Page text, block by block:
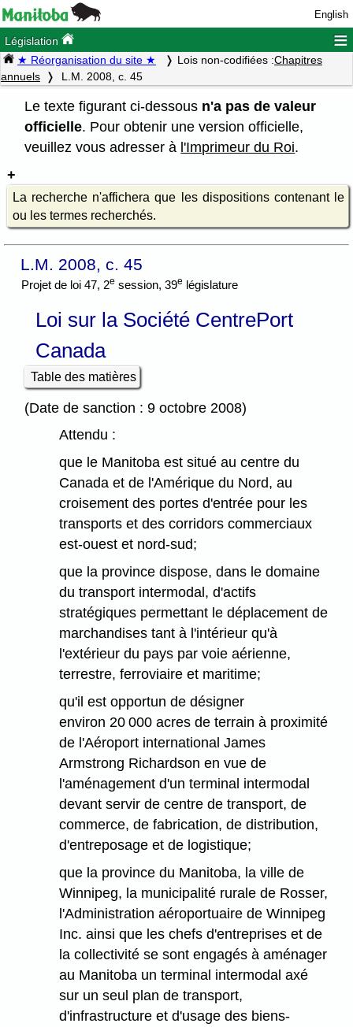
English
Législation ≡
★ Réorganisation du site ★ Lois non-codifiées :Chapitres
annuels
L.M. 2008, c. 45
Le texte figurant ci-dessous n'a pas de valeur
officielle. Pour obtenir une version officielle,
veuillez vous adresser à l'Imprimeur du Roi.
La recherche n'affichera que les dispositions contenant le
ou les termes recherchés.
L.M. 2008, c. 45
Projet de loi 47, 2e session, 39e législature
Loi sur la Société CentrePort
Canada
Table des matières
(Date de sanction : 9 octobre 2008)
Attendu :
que le Manitoba est situé au centre du
Canada et de l'Amérique du Nord, au
croisement des portes d'entrée pour les
transports et des corridors commerciaux
est-ouest et nord-sud;
que la province dispose, dans le domaine
du transport intermodal, d'actifs
stratégiques permettant le déplacement de
marchandises tant à l'intérieur qu'à
l'extérieur du pays par voie aérienne,
terrestre, ferroviaire et maritime;
qu'il est opportun de désigner
environ 20 000 acres de terrain à proximité
de l'Aéroport international James
Armstrong Richardson en vue de
l'aménagement d'un terminal intermodal
devant servir de centre de transport, de
commerce, de fabrication, de distribution,
d'entreposage et de logistique;
que la province du Manitoba, la ville de
Winnipeg, la municipalité rurale de Rosser,
l'Administration aéroportuaire de Winnipeg
Inc. ainsi que les chefs d'entreprises et de
la collectivité se sont engagés à aménager
au Manitoba un terminal intermodal axé
sur un seul plan de transport,
d'infrastructure et d'usage des biens-